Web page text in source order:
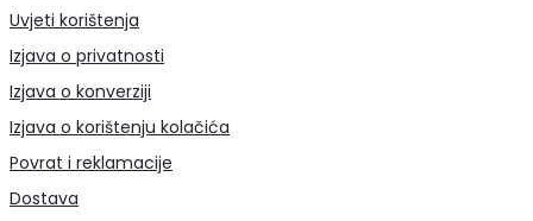
Uvjeti korištenja
Izjava o privatnosti
Izjava o konverziji
Izjava o korištenju kolačića
Povrat i reklamacije
Dostava